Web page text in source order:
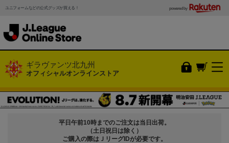
ユニフォームなどの公式グッズが買える！ powered by
ギラヴァンツ北九州
オフィシャルオンラインストア
平日午前10時までのご注文は当日出荷。
（土日祝日は除く）
ご購入の際はＪリーグIDが必要です。